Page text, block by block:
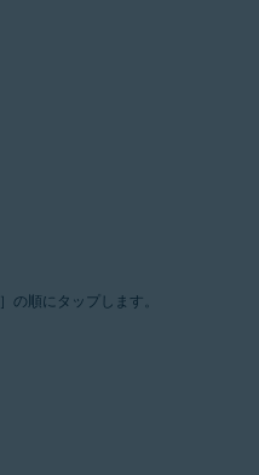
］の順にタップします。